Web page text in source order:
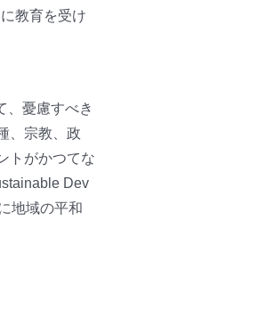
教育を受け
、憂慮すべき
、宗教、政
トがかつてな
Dev
地域の平和